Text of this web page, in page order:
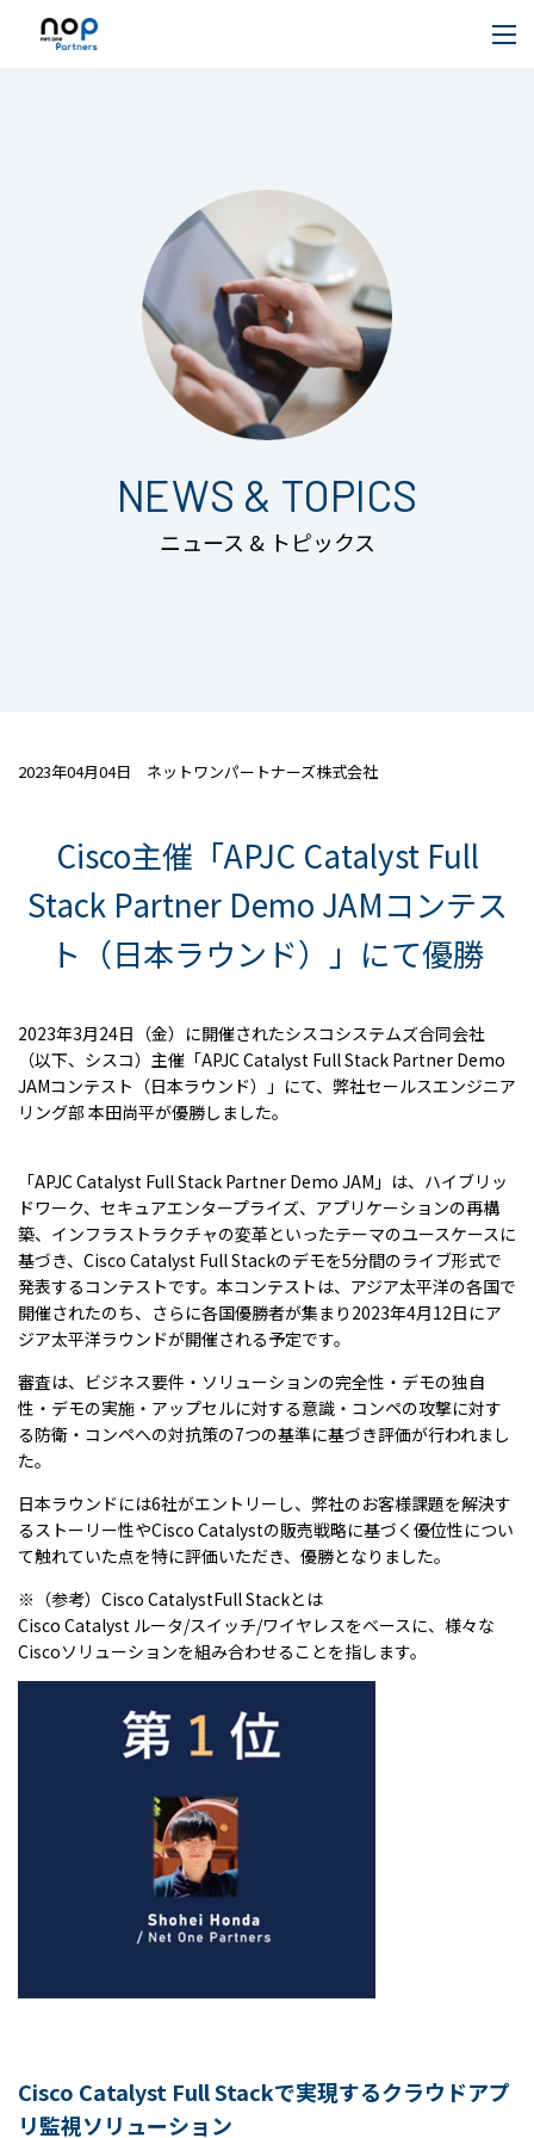
NEWS & TOPICS
ニュース & トピックス
2023年04月04日 ネットワンパートナーズ株式会社
Cisco主催「APJC Catalyst Full
Stack Partner Demo JAMコンテス
ト（日本ラウンド）」にて優勝
2023年3月24日（金）に開催されたシスコシステムズ合同会社
（以下、シスコ）主催「APJC Catalyst Full Stack Partner Demo
JAMコンテスト（日本ラウンド）」にて、弊社セールスエンジニア
リング部 本田尚平が優勝しました。
「APJC Catalyst Full Stack Partner Demo JAM」 は、ハイブリッ
ドワーク、セキュアエンタープライズ、アプリケーションの再構
築、インフラストラクチャの変革といったテーマのユースケースに
基づき、 Cisco Catalyst Full Stackのデモを5分間のライブ形式で
発表するコンテストです。本コンテストは、アジア太平洋の各国で
開催されたのち、さらに各国優勝者が集まり 2023年4月12日にア
ジア太平洋ラウンドが開催される予定です。
審査は、ビジネス要件・ソリューションの完全性・デモの独自
性・デモの実施・アップセルに対する意識・コンペの攻撃に対す
る防衛・コンペへの対抗策の7つの基準に基づき評価が行われまし
た。
日本ラウンドには6社がエントリーし、弊社のお客様課題を解決す
るストーリー性やCisco Catalystの販売戦略に基づく優位性につい
て触れていた点を特に評価いただき、優勝となりました。
※（参考） Cisco CatalystFull Stackとは
Cisco Catalyst ルータ/スイッチ/ワイヤレスをベースに、様々な
Ciscoソリューションを組み合わせることを指します。
Cisco Catalyst Full Stackで実現するクラウドアプ
リ監視ソリューション